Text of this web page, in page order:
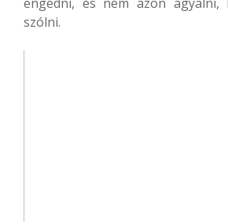
szólni.